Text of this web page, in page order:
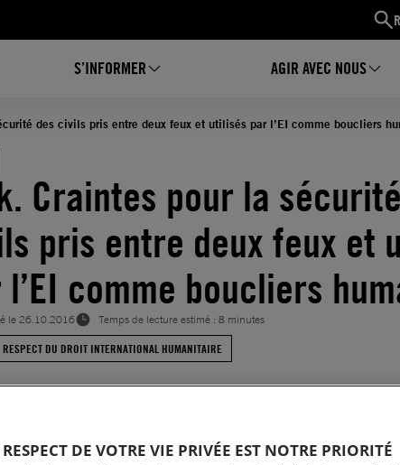
S’INFORMER AGIR AVEC NOUS
des civils pris entre deux feux et utilisés par l’EI comme boucliers
Craintes pour la
pris entre deux feux et
comme boucliers
le26.10.2016
Temps de lecture estimé : 8 minutes
RESPECT DU DROIT INTERNATIONAL HUMANITAIRE
DE VOTRE VIE PRIVÉE EST NOTRE PRIORITÉ